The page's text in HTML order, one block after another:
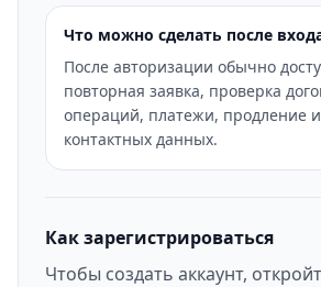
Что можно сделать после
После авторизации обычно
повторная заявка, проверка
операций, платежи, продление
контактных данных.
Как зарегистрироваться
Чтобы создать аккаунт,